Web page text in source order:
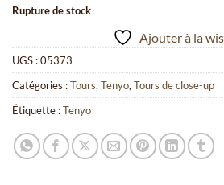
Rupture de stock
Ajouter à la
UGS :05373
Catégories :Tours, Tenyo, Tours de close-up
Étiquette :Tenyo